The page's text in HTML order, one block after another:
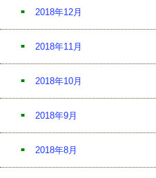
2018年12月
2018年11月
2018年10月
2018年9月
2018年8月